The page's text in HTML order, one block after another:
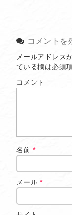
コメントを
メールアドレス
ている欄は必須
コメント
名前*
メール *